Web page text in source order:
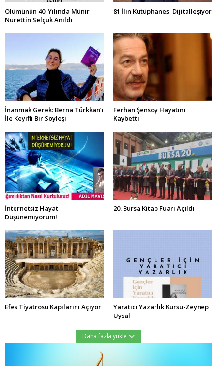
Ölümünün 40. Yılında Münir
Nurettin Selçuk Anıldı
81 İlin Kütüphanesi Dijitalleşiyor
İnanmak Gerek: Berna Türkkan’ı
İle Keyifli Bir Söyleşi
Ferhan Şensoy Hayatını
Kaybetti
İnternetsiz Hayat
Düşünemiyorum!
20. Bursa Kitap Fuarı Açıldı
Efes Tiyatrosu Kapılarını Açıyor
Yaratıcı Yazarlık Kursu-Zeynep
Uysal
Daha fazla yükle